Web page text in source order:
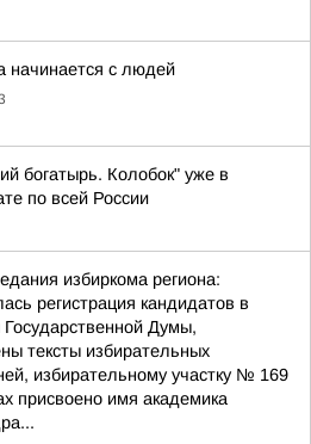
начинается с людей
богатырь. Колобок" уже в
по всей России
избиркома региона:
регистрация кандидатов в
Государственной Думы,
тексты избирательных
избирательному участку № 169
присвоено имя академика